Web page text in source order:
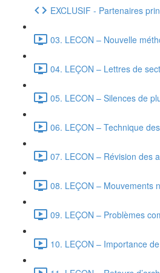
EXCLUSIF - Partenaires
03. LECON – Nouvelle
04. LEÇON – Lettres de
05. LECON – Silences de
06. LEÇON – Technique
07. LECON – Révision des
08. LEÇON – Mouvements
09. LEÇON – Problèmes
10. LEÇON – Importance